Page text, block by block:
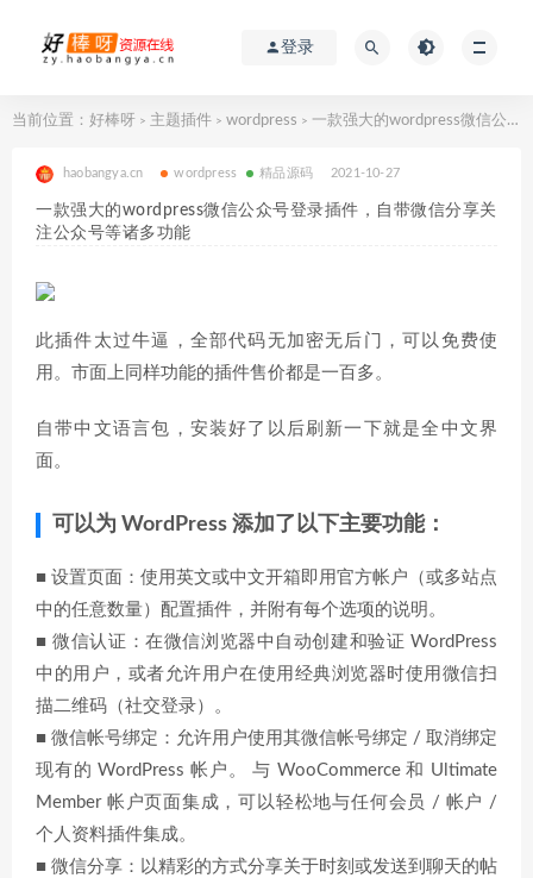
登录
当前位置： 好棒呀 > 主题插件 > wordpress > 一款强大的wordpress微信公众号登录插件，自带微信分享关注公众号等诸多功能
haobangya.cn wordpress 精品源码 2021-10-27
一款强大的wordpress微信公众号登录插件，自带微信分享关
注公众号等诸多功能
此插件太过牛逼，全部代码无加密无后门，可以免费使
用。市面上同样功能的插件售价都是一百多。
自带中文语言包，安装好了以后刷新一下就是全中文界
面。
可以为 WordPress 添加了以下主要功能：
■ 设置页面：使用英文或中文开箱即用官方帐户（或多站点
中的任意数量）配置插件，并附有每个选项的说明。
■ 微信认证：在微信浏览器中自动创建和验证 WordPress
中的用户，或者允许用户在使用经典浏览器时使用微信扫
描二维码（社交登录）。
■ 微信帐号绑定：允许用户使用其微信帐号绑定 / 取消绑定
现有的 WordPress 帐户。 与 WooCommerce 和 Ultimate
Member 帐户页面集成，可以轻松地与任何会员 / 帐户 /
个人资料插件集成。
■ 微信分享：以精彩的方式分享关于时刻或发送到聊天的帖